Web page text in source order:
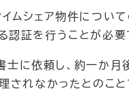
イムシェア物件につ
証を行うことが必要
に依頼し、約一か
されなかったとのこと